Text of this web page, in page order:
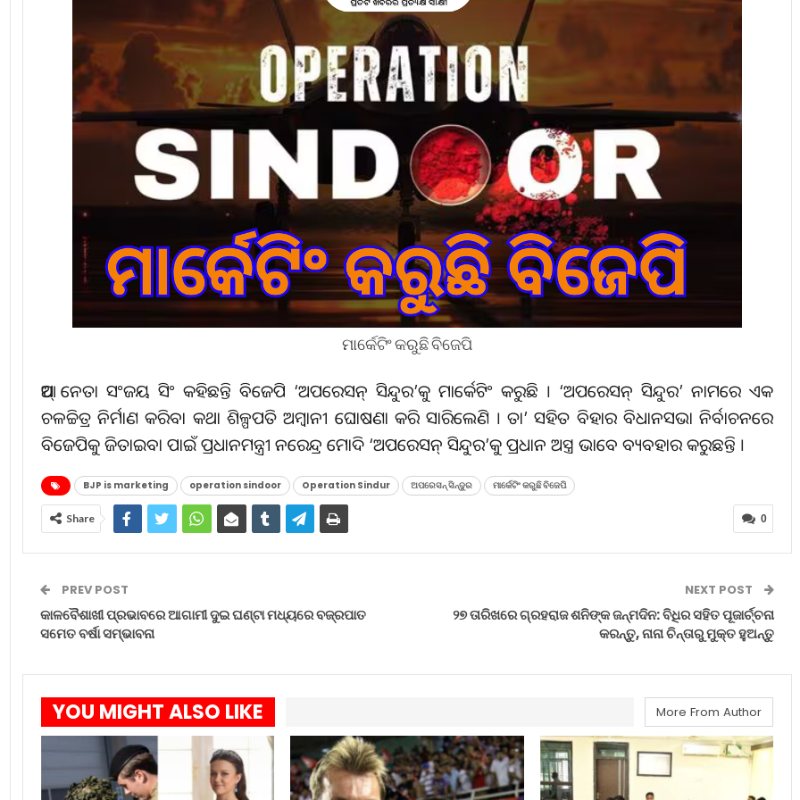
ମାର୍କେଟିଂ କରୁଛି ବିଜେପି
ଆପ୍‌ ନେତା ସଂଜୟ ସିଂ କହିଛନ୍ତି ବିଜେପି ‘ଅପରେସନ୍‌ ସିନ୍ଦୁର’କୁ ମାର୍କେଟିଂ କରୁଛି । ‘ଅପରେସନ୍‌ ସିନ୍ଦୁର’ ନାମରେ ଏକ
ଚଳଚ୍ଚିତ୍ର ନିର୍ମାଣ କରିବା କଥା ଶିଳ୍ପପତି ଅମ୍ବାନୀ ଘୋଷଣା କରି ସାରିଲେଣି । ତା’ ସହିତ ବିହାର ବିଧାନସଭା ନିର୍ବାଚନରେ
ବିଜେପିକୁ ଜିତାଇବା ପାଇଁ ପ୍ରଧାନମନ୍ତ୍ରୀ ନରେନ୍ଦ୍ର ମୋଦି ‘ଅପରେସନ୍‌ ସିନ୍ଦୁର’କୁ ପ୍ରଧାନ ଅସ୍ତ୍ର ଭାବେ ବ୍ୟବହାର କରୁଛନ୍ତି ।
BJP is marketing operation sindoor Operation Sindur ଅପରେସନ୍‌ ସିନ୍ଦୁର ମାର୍କେଟିଂ କରୁଛି ବିଜେପି
0
Share
PREV POST
କାଳବୈଶାଖୀ ପ୍ରଭାବରେ ଆଗାମୀ ଦୁଇ ଘଣ୍ଟା ମଧ୍ୟରେ ବଜ୍ରପାତ
ସମେତ ବର୍ଷା ସମ୍ଭାବନା
NEXT POST
୨୭ ତାରିଖରେ ଗ୍ରହରାଜ ଶନିଙ୍କ ଜନ୍ମଦିନ: ବିଧିର ସହିତ ପୂଜାର୍ଚ୍ଚନା
କରନ୍ତୁ, ନାନା ଚିନ୍ତାରୁ ମୁକ୍ତ ହୁଅନ୍ତୁ
YOU MIGHT ALSO LIKE More From Author